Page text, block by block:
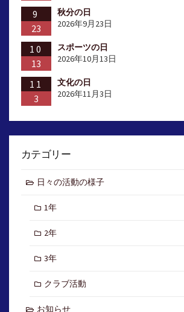
9
23
秋分の日
2026年9月23日
10
13
スポーツの日
2026年10月13日
11
3
文化の日
2026年11月3日
カテゴリー
日々の活動の様子
1年
2年
3年
クラブ活動
お知らせ